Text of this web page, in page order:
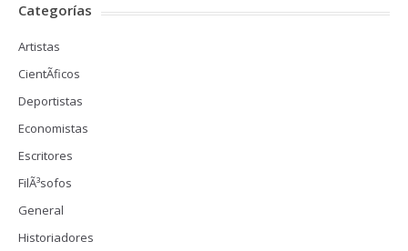
Categorías
Artistas
CientÃ­ficos
Deportistas
Economistas
Escritores
FilÃ³sofos
General
Historiadores